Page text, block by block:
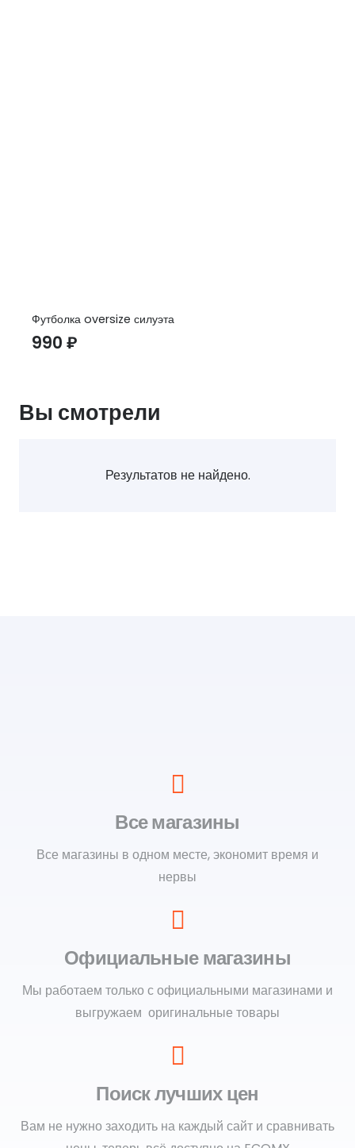
Футболка oversize силуэта
990 ₽
Вы смотрели
Результатов не найдено.
Все магазины
Все магазины в одном месте, экономит время и
нервы
Официальные магазины
Мы работаем только с официальными магазинами и
выгружаем оригинальные товары
Поиск лучших цен
Вам не нужно заходить на каждый сайт и сравнивать